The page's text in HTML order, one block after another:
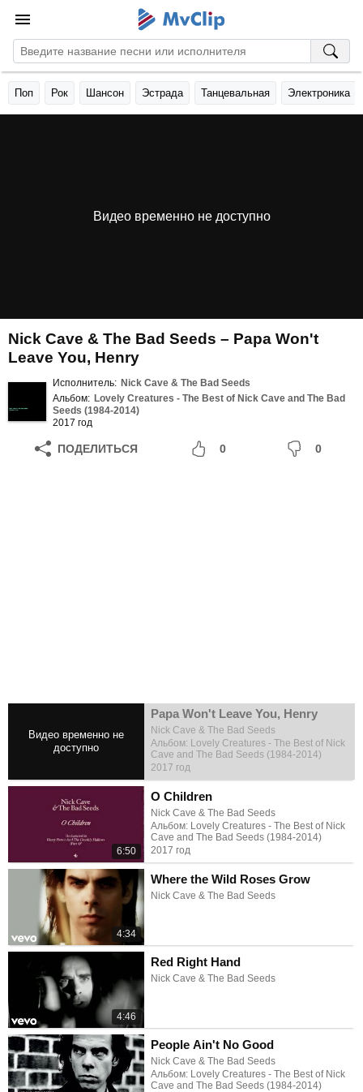
Поп Рок Шансон Эстрада Танцевальная Электроника
Видео временно не доступно
Nick Cave & The Bad Seeds – Papa Won't
Leave You, Henry
Исполнитель: Nick Cave & The Bad Seeds
Альбом: Lovely Creatures - The Best of Nick Cave and The Bad
Seeds (1984-2014)
2017 год
ПОДЕЛИТЬСЯ 0 0
Papa Won't Leave You, Henry
Nick Cave & The Bad Seeds
Альбом: Lovely Creatures - The Best of Nick
Cave and The Bad Seeds (1984-2014)
2017 год
6:50
O Children
Nick Cave & The Bad Seeds
Альбом: Lovely Creatures - The Best of Nick
Cave and The Bad Seeds (1984-2014)
2017 год
4:34
Where the Wild Roses Grow
Nick Cave & The Bad Seeds
4:46
Red Right Hand
Nick Cave & The Bad Seeds
People Ain't No Good
Nick Cave & The Bad Seeds
Альбом: Lovely Creatures - The Best of Nick
Cave and The Bad Seeds (1984-2014)